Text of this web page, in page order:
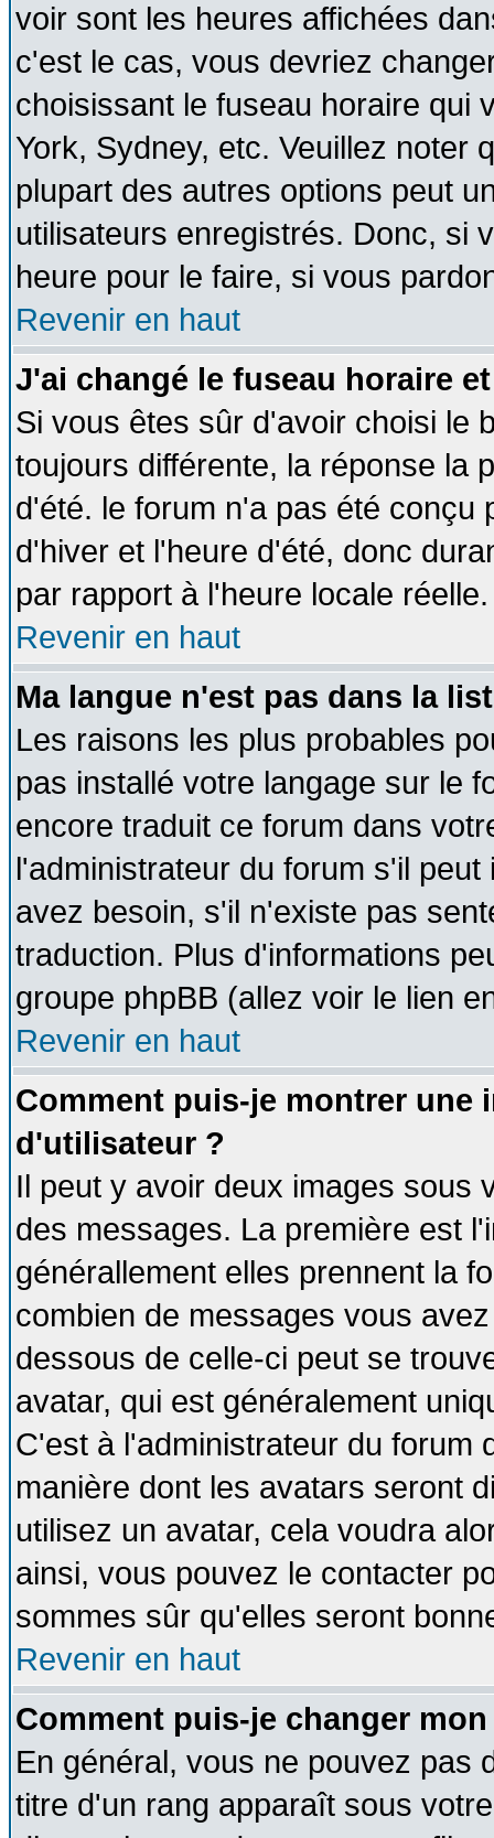
voir sont les heures affichées
c'est le cas, vous devriez
choisissant le fuseau horaire qui
York, Sydney, etc. Veuillez noter
plupart des autres options peut
utilisateurs enregistrés. Donc, si
heure pour le faire, si vous
Revenir en haut
J'ai changé le fuseau horaire
Si vous êtes sûr d'avoir choisi le
toujours différente, la réponse la
d'été. le forum n'a pas été conçu
d'hiver et l'heure d'été, donc
par rapport à l'heure locale réelle.
Revenir en haut
Ma langue n'est pas dans la
Les raisons les plus probables
pas installé votre langage sur le
encore traduit ce forum dans
l'administrateur du forum s'il
avez besoin, s'il n'existe pas
traduction. Plus d'informations
groupe phpBB (allez voir le lien
Revenir en haut
Comment puis-je montrer une
d'utilisateur ?
Il peut y avoir deux images sous
des messages. La première est
générallement elles prennent la
combien de messages vous
dessous de celle-ci peut se
avatar, qui est généralement
C'est à l'administrateur du forum
manière dont les avatars seront
utilisez un avatar, cela voudra
ainsi, vous pouvez le contacter
sommes sûr qu'elles seront
Revenir en haut
Comment puis-je changer
En général, vous ne pouvez pas
titre d'un rang apparaît sous